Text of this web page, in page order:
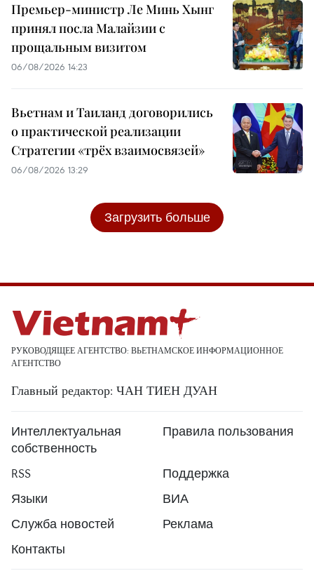
Премьер-министр Ле Минь Хынг
принял посла Малайзии с
прощальным визитом
06/08/2026 14:23
Вьетнам и Таиланд договорились
о практической реализации
Стратегии «трёх взаимосвязей»
06/08/2026 13:29
Загрузить больше
РУКОВОДЯЩЕЕ АГЕНТСТВО: ВЬЕТНАМСКОЕ ИНФОРМАЦИОННОЕ
АГЕНТСТВО
Главный редактор: ЧАН ТИЕН ДУАН
Интеллектуальная
собственность
Правила пользования
RSS
Поддержка
Языки
ВИА
Служба новостей
Реклама
Контакты